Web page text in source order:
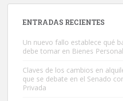
ENTRADAS RECIENTES
Un nuevo fallo establece qué
debe tomar en Bienes
Claves de los cambios en
que se debate en el Senado
Privada